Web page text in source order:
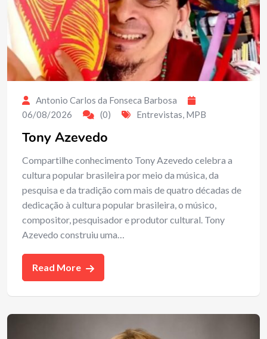
Antonio Carlos da Fonseca Barbosa
06/08/2026
(0) Entrevistas, MPB
Tony Azevedo
Compartilhe conhecimento Tony Azevedo celebra a
cultura popular brasileira por meio da música, da
pesquisa e da tradição com mais de quatro décadas de
dedicação à cultura popular brasileira, o músico,
compositor, pesquisador e produtor cultural. Tony
Azevedo construiu uma…
Read More